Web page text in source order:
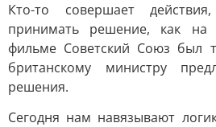
Кто-то совершает
принимать решение, как на
фильме Советский Союз был
британскому министру
решения.
Сегодня нам навязывают